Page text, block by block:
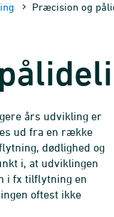
Præcision og
års udvikling er
ud fra en række
dødlighed og
i, at udviklingen
i fx tilflytning en
oftest ikke